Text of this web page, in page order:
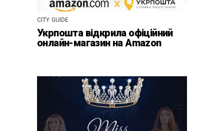
CITY GUIDE
Укрпошта відкрила офіційний
онлайн-магазин на Amazon